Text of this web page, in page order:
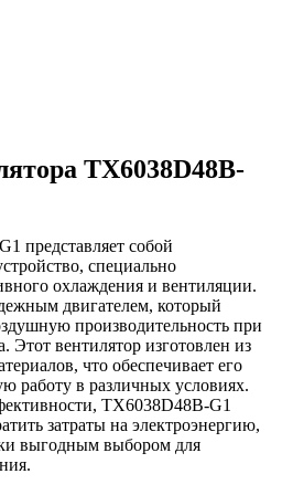
TX6038D48B-
представляет собой
специально
охлаждения и вентиляции.
двигателем, который
производительность при
вентилятор изготовлен из
что обеспечивает его
работу в различных условиях.
TX6038D48B-G1
затраты на электроэнергию,
выгодным выбором для